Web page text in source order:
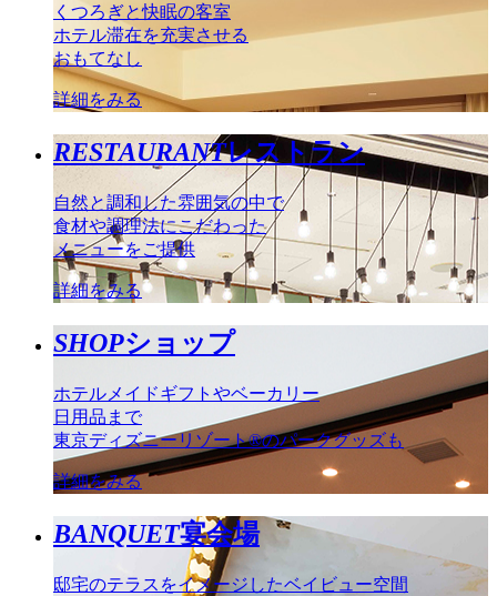
くつろぎと快眠の客室
ホテル滞在を充実させる
おもてなし
詳細をみる
RESTAURANTレストラン
自然と調和した雰囲気の中で
食材や調理法にこだわった
メニューをご提供
詳細をみる
SHOPショップ
ホテルメイドギフトやベーカリー
日用品まで
東京ディズニーリゾート®のパークグッズも
詳細をみる
BANQUET宴会場
邸宅のテラスをイメージしたベイビュー空間